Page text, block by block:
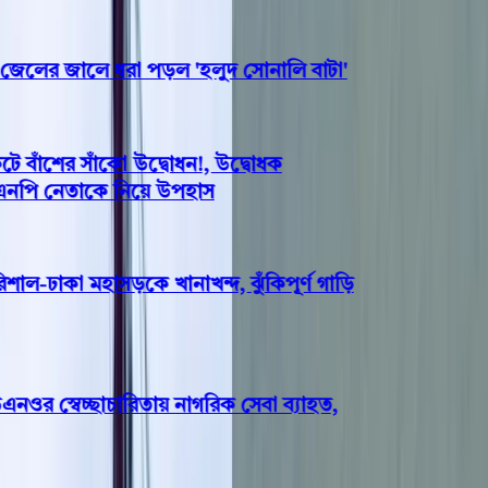
জালে ধরা পড়ল 'হলুদ সোনালি বাটা'
সাঁকো উদ্বোধন!, উদ্বোধক
নেতাকে নিয়ে উপহাস
ঢাকা মহাসড়কে খানাখন্দ, ঝুঁকিপূর্ণ গাড়ি
স্বেচ্ছাচারিতায় নাগরিক সেবা ব্যাহত,